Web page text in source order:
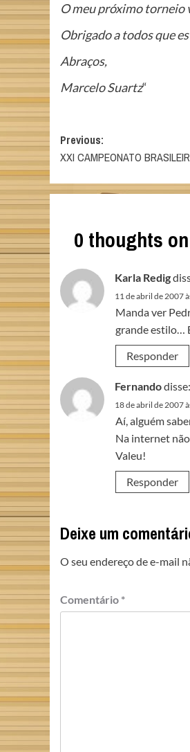
O meu próximo torneio
Obrigado a todos que
Abraços,
Marcelo Suartz“
Post
navigation
Previous:
XXI CAMPEONATO
0 thoughts
Karla Redig
11 de abril de 2007
Manda ver
grande estilo…
Responder
Fernandodisse:
18 de abril de 2007
Aí, alguém
Na internet
Valeu!
Responder
Deixe um
O seu endereço de e-mail
Comentário *